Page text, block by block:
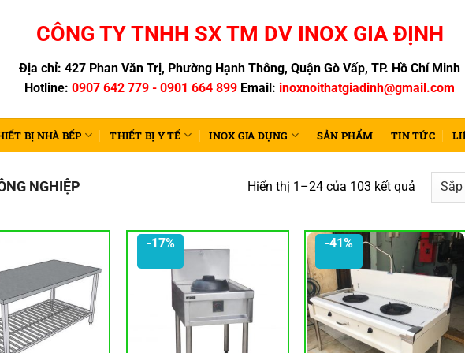
CÔNG TY TNHH SX TM DV INOX GIA ĐỊNH
Địa chỉ: 427 Phan Văn Trị, Phường Hạnh Thông, Quận Gò Vấp, TP. Hồ Chí Minh
Hotline: 0907 642 779 - 0901 664 899 Email: inoxnoithatgiadinh@gmail.com
BỊ NHÀ BẾP THIẾT BỊ Y TẾ INOX GIA DỤNG SẢN PHẨM TIN TỨC
NGHIỆP Hiển thị 1–24 của 103 kết quả
-17% -41%